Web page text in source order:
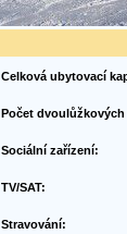
Celková ubytovací
Počet
Sociální zařízení:
TV/SAT:
Stravování: